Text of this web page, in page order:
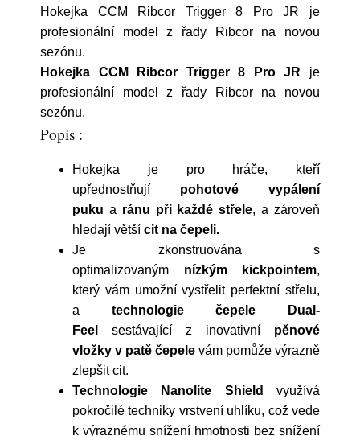
Hokejka CCM Ribcor Trigger 8 Pro JR je
profesionální model z řady Ribcor na novou
sezónu.
Hokejka CCM Ribcor Trigger 8 Pro JR je
profesionální model z řady Ribcor na novou
sezónu.
Popis :
Hokejka je pro hráče, kteří
upřednostňují pohotové vypálení
puku a ránu při každé střele, a zároveň
hledají větší cit na čepeli.
Je zkonstruována s
optimalizovaným nízkým kickpointem,
který vám umožní vystřelit perfektní střelu,
a technologie čepele Dual-
Feel
sestávající z inovativní pěnové
vložky v patě čepele vám pomůže výrazně
zlepšit cit.
Technologie Nanolite Shield
využívá
pokročilé techniky vrstvení uhlíku, což vede
k výraznému snížení hmotnosti bez snížení